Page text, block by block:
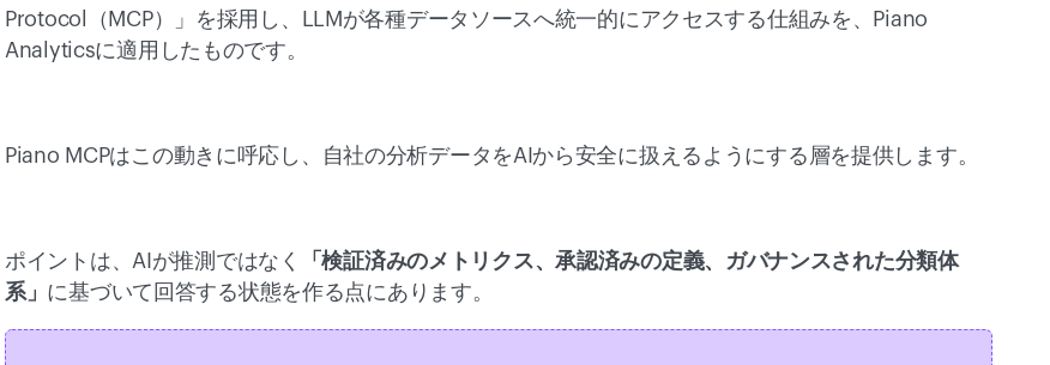
Protocol（MCP）」を採用し、LLMが各種データソースへ統一的にアクセスする仕組みを、Piano
Analyticsに適用したものです。
Piano MCPはこの動きに呼応し、自社の分析データをAIから安全に扱えるようにする層を提供します。
ポイントは、AIが推測ではなく
「検証済みのメトリクス、承認済みの定義、ガバナンスされた分類体
系」 に基づいて回答する状態を作る点にあります。